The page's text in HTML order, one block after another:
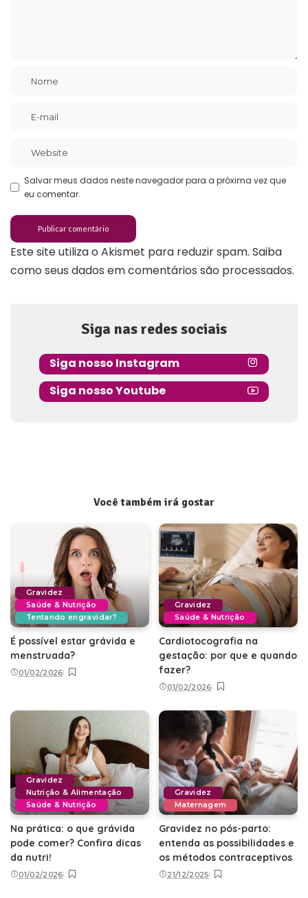
Salvar meus dados neste navegador para a próxima vez que
eu comentar.
Este site utiliza o Akismet para reduzir spam. Saiba
como seus dados em comentários são processados.
Siga nas redes sociais
Siga nosso Instagram
Siga nosso Youtube
Você também irá gostar
Gravidez
Saúde & Nutrição
Tentando engravidar?
É possível estar grávida e
menstruada?
01/02/2026
Gravidez
Saúde & Nutrição
Cardiotocografia na
gestação: por que e quando
fazer?
01/02/2026
Gravidez
Nutrição & Alimentação
Saúde & Nutrição
Na prática: o que grávida
pode comer? Confira dicas
da nutri!
01/02/2026
Gravidez
Maternagem
Gravidez no pós-parto:
entenda as possibilidades e
os métodos contraceptivos
21/12/2025